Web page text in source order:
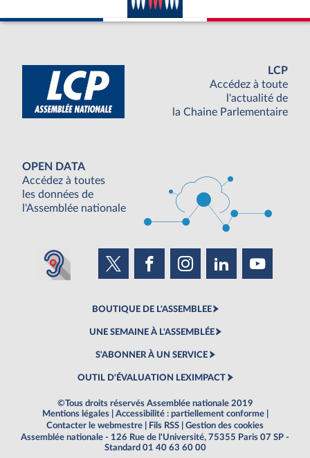
LCP
Accédez à toute
l'actualité de
la Chaine Parlementaire
OPEN DATA
Accédez à toutes
les données de
l'Assemblée nationale
BOUTIQUE DE L'ASSEMBLEE
UNE SEMAINE À L'ASSEMBLÉE
S'ABONNER À UN SERVICE
OUTIL D'ÉVALUATION LEXIMPACT
©Tous droits réservés Assemblée nationale 2019
Mentions légales
Accessibilité : partiellement conforme
Contacter le webmestre
Fils RSS
Gestion des cookies
Assemblée nationale - 126 Rue de l'Université, 75355 Paris 07 SP -
Standard 01 40 63 60 00